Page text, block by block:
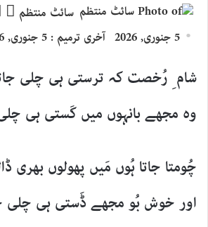
سائٹ منتظم
5 جنوری, 2026 آخری ترمیم : 5 جنوری, 2026
شام ِ رُخصت کہ ترستی ہی چلی
وہ مجھے بانہوں میں کَستی ہی
چُومتا جاتا ہُوں مَیں پھولوں بھری
اور خوش بُو مجھے ڈَستی ہی چلی